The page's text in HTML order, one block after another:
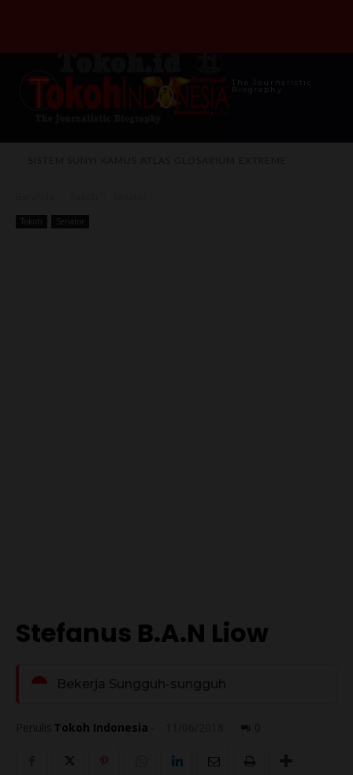
The Journalistic
Biography
Tokoh Senator
Stefanus B.A.N Liow
Bekerja Sungguh-sungguh
Tokoh Indonesia